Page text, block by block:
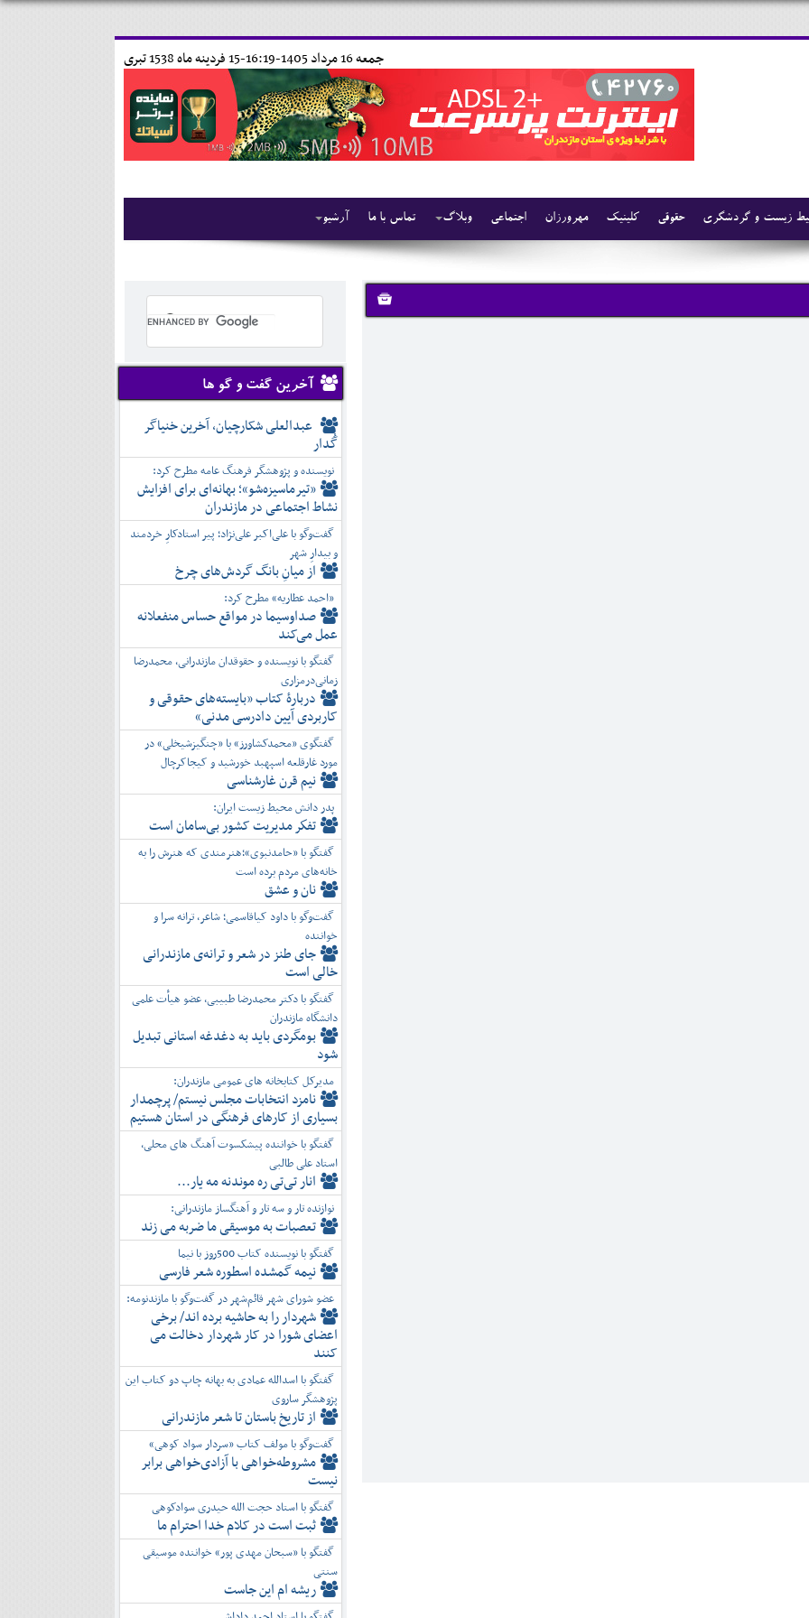
15 فردينه ماه 1538 تبری جمعه 16 مرداد 1405-16:19-
آرشیو تماس با ما وبلاگ اجتماعی مهرورزان کلینیک حقوقی زیست و گردشگری
آخرین گفت و گو ها
عبدالعلی شکارچیان، آخرین خنیاگر
گُدار
نویسنده و پژوهشگر فرهنگ عامه مطرح کرد:
«تیرماسیزه‌شو»؛ بهانه‌ای برای افزایش
نشاط اجتماعی در مازندران
گفت‌وگو با علی‌اکبر علی‌نژاد؛ پیر استادکارِ خردمند
و بیدارِ شهر
از میانِ بانگ گردش‌های چرخ
«احمد عطاریه» مطرح کرد:
صداوسیما در مواقع حساس منفعلانه
عمل می‌کند
گفتگو با نویسنده و حقوقدان مازندرانی، محمدرضا
زمانی‌درمزاری
دربارۀ کتاب ”بایسته‌های حقوقی و
کاربردی آیین دادرسی مدنی»
گفتگوی «محمدکشاورز» با «چنگیزشیخلی» در
مورد غارقلعه اسپهبد خورشید و کیجاکرچال
نیم قرن غارشناسی
پدر دانش محیط زیست ایران:
تفكر مديريت کشور بی‌سامان است
گفتگو با «حامدنبوی»؛هنرمندی که هنرش را به
خانه‌های مردم برده است
نان و عشق
گفت‌وگو با داود کیاقاسمی؛ شاعر، ترانه سرا و
خواننده
جای طنز در شعر و ترانه‌ی مازندرانی
خالی است
گفتگو با دکتر محمدرضا طبیبی، عضو هیأت علمی
دانشگاه مازندران
بومگردی باید به دغدغه استانی تبدیل
شود
مدیرکل کتابخانه های عمومی مازندران:
نامزد انتخابات مجلس نیستم/ پرچمدار
بسیاری از کارهای فرهنگی در استان هستیم
گفتگو با خواننده پیشکسوت آهنگ های محلی،
استاد علی طالبی
انار تی‌تی ره موندنه مه یار...
نوازنده تار و سه تار و آهنگساز مازندرانی:
تعصبات به موسیقی ما ضربه می زند
گفتگو با نویسنده کتاب 500روز با نیما
نیمه گمشده اسطوره شعر فارسی
عضو شورای شهر قائم‌شهر در گفت‌و‌گو با مازندنومه:
شهردار را به حاشیه برده اند/ برخی
اعضای شورا در کار شهردار دخالت می
کنند
گفتگو با اسدالله عمادی به بهانه چاپ دو کتاب این
پژوهشگر ساروی
از تاریخ باستان تا شعر مازندرانی
گفت‌وگو با مولف کتاب «سردار سواد کوهی»
مشروطه‌خواهی با آزادی‌خواهی برابر
نیست
گفتگو با استاد حجت الله حیدری سوادکوهی
ثبت است در کلام خدا احترام ما
گفتگو با «سبحان مهدی پور» خواننده موسیقی
سنتی
ریشه ام این جاست